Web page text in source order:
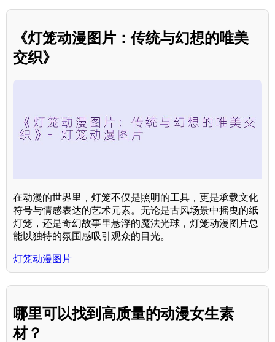
《灯笼动漫图片：传统与幻想的唯美
交织》
在动漫的世界里，灯笼不仅是照明的工具，更是承载文化
符号与情感表达的艺术元素。无论是古风场景中摇曳的纸
灯笼，还是奇幻故事里悬浮的魔法光球，灯笼动漫图片总
能以独特的氛围感吸引观众的目光。
灯笼动漫图片
哪里可以找到高质量的动漫女生素
材？